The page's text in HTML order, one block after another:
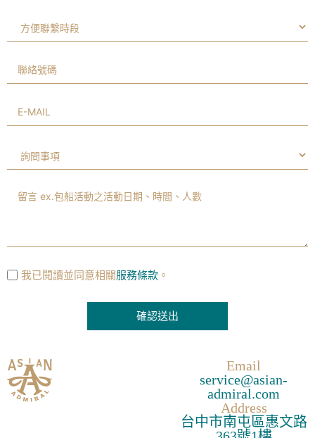
Email
service@asian-
admiral.com
Address
台中市南屯區惠文路
我已閱讀並同意相關服務條款 。
確認送出
l
t